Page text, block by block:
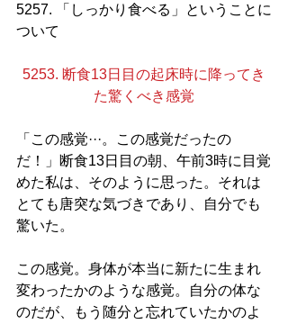
5257. 「しっかり食べる」ということに
ついて
5253. 断食13日目の起床時に降ってき
た驚くべき感覚
「この感覚···。この感覚だったの
だ！」断食13日目の朝、午前3時に目覚
めた私は、そのように思った。それは
とても唐突な気づきであり、自分でも
驚いた。
この感覚。身体が本当に新たに生まれ
変わったかのような感覚。自分の体な
のだが、もう随分と忘れていたかのよ